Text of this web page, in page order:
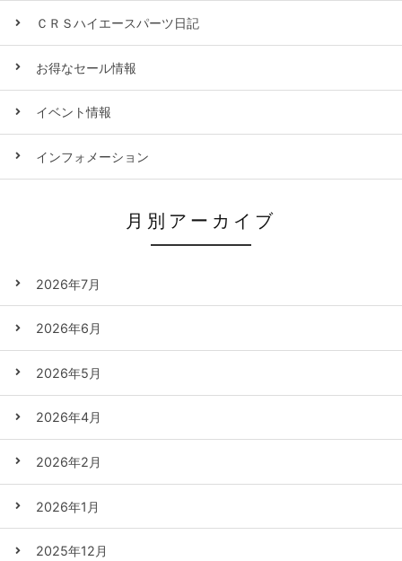
ＣＲＳハイエースパーツ日記
お得なセール情報
イベント情報
インフォメーション
月別アーカイブ
2026年7月
2026年6月
2026年5月
2026年4月
2026年2月
2026年1月
2025年12月